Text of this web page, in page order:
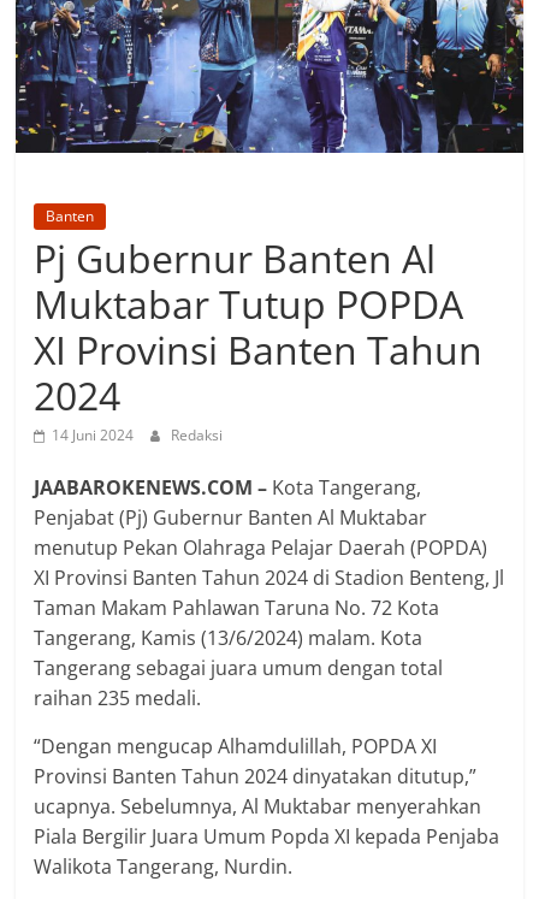
Banten
Pj Gubernur Banten Al
Muktabar Tutup POPDA
XI Provinsi Banten Tahun
2024
14 Juni 2024 Redaksi
JAABAROKENEWS.COM – Kota Tangerang,
Penjabat (Pj) Gubernur Banten Al Muktabar
menutup Pekan Olahraga Pelajar Daerah (POPDA)
XI Provinsi Banten Tahun 2024 di Stadion Benteng, Jl
Taman Makam Pahlawan Taruna No. 72 Kota
Tangerang, Kamis (13/6/2024) malam. Kota
Tangerang sebagai juara umum dengan total
raihan 235 medali.
“Dengan mengucap Alhamdulillah, POPDA XI
Provinsi Banten Tahun 2024 dinyatakan ditutup,”
ucapnya. Sebelumnya, Al Muktabar menyerahkan
Piala Bergilir Juara Umum Popda XI kepada Penjaba
Walikota Tangerang, Nurdin.